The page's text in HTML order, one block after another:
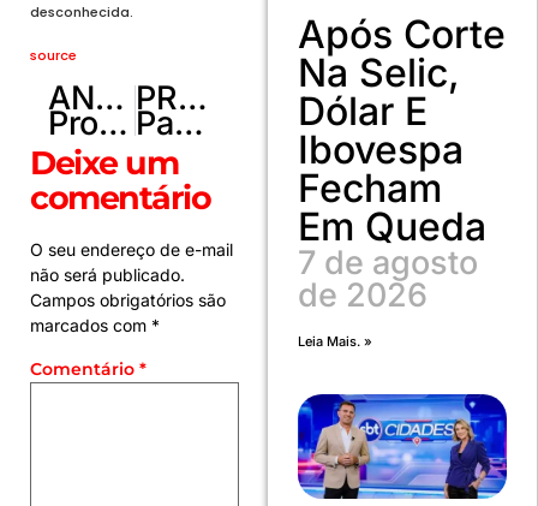
desconhecida.
source
ANTERIOR
Processos por erro médico crescem 158% em 4 anos no Brasil
PRÓXIMO
Papa descansou bem durante a noite, diz Vaticano
Deixe um
comentário
O seu endereço de e-mail
não será publicado.
Campos obrigatórios são
marcados com *
Comentário *
Após Corte
Na Selic,
Dólar E
Ibovespa
Fecham
Em Queda
7 de agosto
de 2026
Leia Mais. »